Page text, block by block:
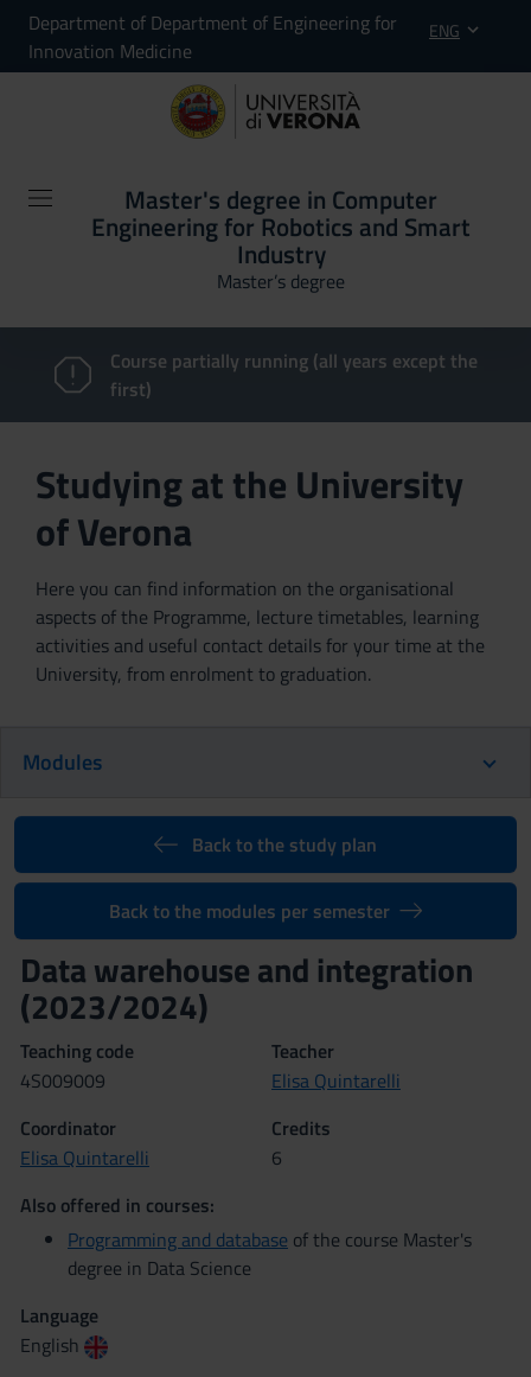
Department of Department of Engineering for
Innovation Medicine
ENG
Master's degree in Computer
Engineering for Robotics and Smart
Industry
Master’s degree
Course partially running (all years except the
first)
Studying at the University
of Verona
Here you can find information on the organisational
aspects of the Programme, lecture timetables, learning
activities and useful contact details for your time at the
University, from enrolment to graduation.
Modules
Back to the study plan
Back to the modules per semester
Data warehouse and integration
(2023/2024)
Teaching code
4S009009
Teacher
Elisa Quintarelli
Coordinator
Elisa Quintarelli
Credits
6
Also offered in courses:
Programming and database of the course Master's
degree in Data Science
Language
English